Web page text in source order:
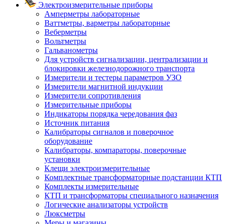
Электроизмерительные приборы
Амперметры лабораторные
Ваттметры, варметры лабораторные
Веберметры
Вольтметры
Гальванометры
Для устройств сигнализации, централизации и
блокировки железнодорожного транспорта
Измерители и тестеры параметров УЗО
Измерители магнитной индукции
Измерители сопротивления
Измерительные приборы
Индикаторы порядка чередования фаз
Источник питания
Калибраторы сигналов и поверочное
оборудование
Калибраторы, компараторы, поверочные
установки
Клещи электроизмерительные
Комплектные трансформаторные подстанции КТП
Комплекты измерительные
КТП и трансформаторы специального назначения
Логические анализаторы устройств
Люксметры